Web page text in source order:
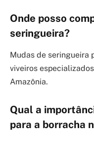
Onde posso
seringueira?
Mudas de seringueira
viveiros
Amazônia.
Qual a
para a borracha